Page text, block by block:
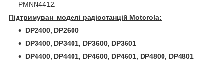
PMNN4412.
Підтримувані моделі радіостанцій Motorola:
DP2400, DP2600
DP3400, DP3401, DP3600, DP3601
DP4400, DP4401, DP4600, DP4601, DP4800, DP4801